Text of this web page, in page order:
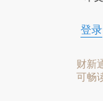
登录
财新
可畅